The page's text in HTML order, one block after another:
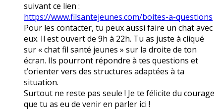
suivant ce lien :
https://www.filsantejeunes.com/boites-a-questions
Pour les contacter, tu peux aussi faire un chat avec
eux. Il est ouvert de 9h à 22h. Tu as juste à cliqué
sur « chat fil santé jeunes » sur la droite de ton
écran. Ils pourront répondre à tes questions et
t’orienter vers des structures adaptées à ta
situation.
Surtout ne reste pas seule ! Je te félicite du courage
que tu as eu de venir en parler ici !